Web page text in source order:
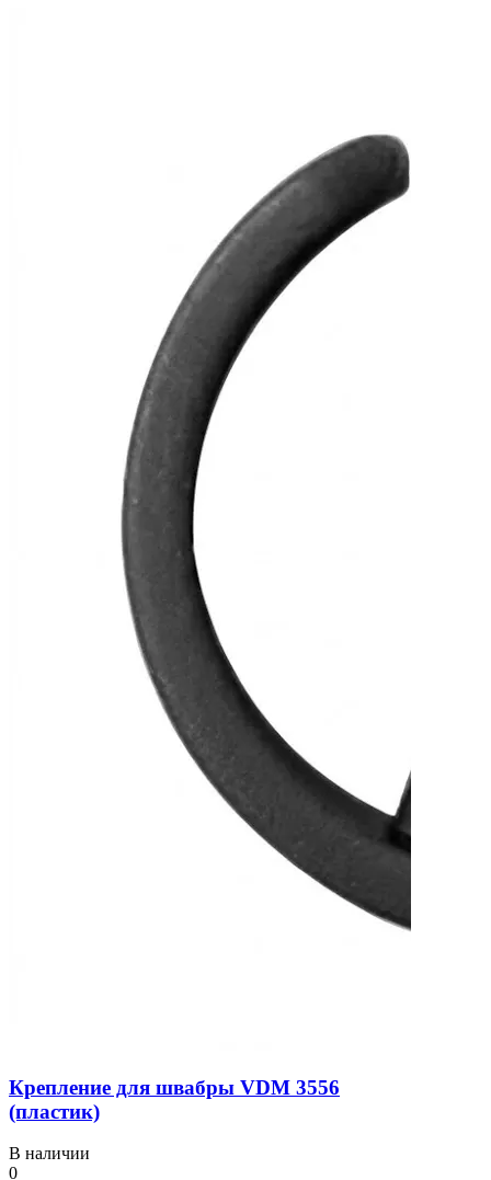
Крепление для швабры VDM 3556
(пластик)
В наличии
0